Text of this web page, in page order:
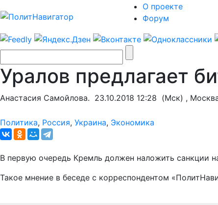
О проекте
Форум
Уралов предлагает
Анастасия Самойлова. 23.10.2018 12:28 (Мск) ,
Политика, Россия, Украина, Экономика
В первую очередь Кремль должен наложить санкции
Такое мнение в беседе с корреспондентом